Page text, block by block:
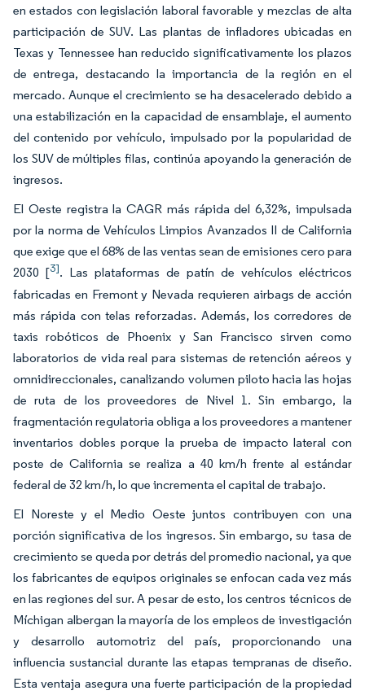
en estados con legislación laboral favorable y mezclas de alta
participación de SUV. Las plantas de infladores ubicadas en
Texas y Tennessee han reducido significativamente los plazos
de entrega, destacando la importancia de la región en el
mercado. Aunque el crecimiento se ha desacelerado debido a
una estabilización en la capacidad de ensamblaje, el aumento
del contenido por vehículo, impulsado por la popularidad de
los SUV de múltiples filas, continúa apoyando la generación de
ingresos.
El Oeste registra la CAGR más rápida del 6,32%, impulsada
por la norma de Vehículos Limpios Avanzados II de California
que exige que el 68% de las ventas sean de emisiones cero para
2030 [3]. Las plataformas de patín de vehículos eléctricos
fabricadas en Fremont y Nevada requieren airbags de acción
más rápida con telas reforzadas. Además, los corredores de
taxis robóticos de Phoenix y San Francisco sirven como
laboratorios de vida real para sistemas de retención aéreos y
omnidireccionales, canalizando volumen piloto hacia las hojas
de ruta de los proveedores de Nivel 1. Sin embargo, la
fragmentación regulatoria obliga a los proveedores a mantener
inventarios dobles porque la prueba de impacto lateral con
poste de California se realiza a 40 km/h frente al estándar
federal de 32 km/h, lo que incrementa el capital de trabajo.
El Noreste y el Medio Oeste juntos contribuyen con una
porción significativa de los ingresos. Sin embargo, su tasa de
crecimiento se queda por detrás del promedio nacional, ya que
los fabricantes de equipos originales se enfocan cada vez más
en las regiones del sur. A pesar de esto, los centros técnicos de
Míchigan albergan la mayoría de los empleos de investigación
y desarrollo automotriz del país, proporcionando una
influencia sustancial durante las etapas tempranas de diseño.
Esta ventaja asegura una fuerte participación de la propiedad